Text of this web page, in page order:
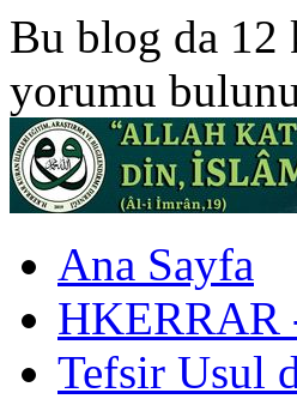
Bu blog da 12
yorumu
Ana Sayfa
HKERRAR
Tefsir Usul